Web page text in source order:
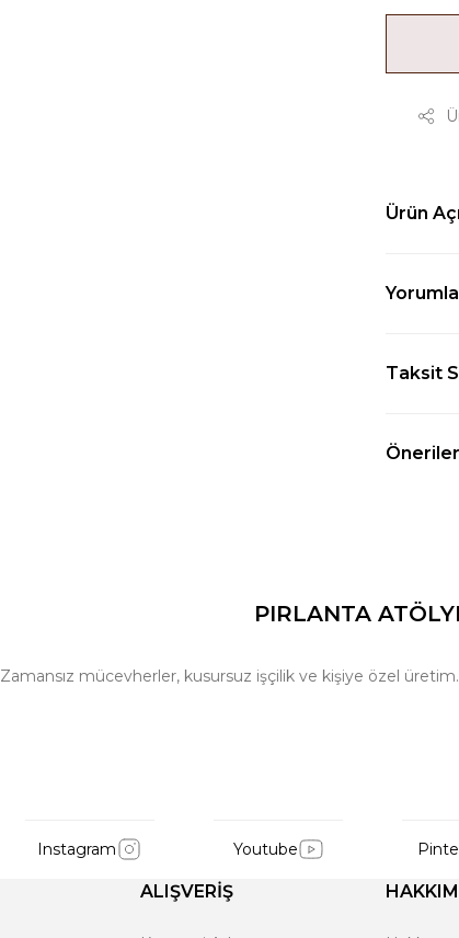
Ürün
Taksit
PIRLANTA
Zamansız mücevherler, kusursuz işçilik ve kişiye özel
Instagram Youtube
ALIŞVERİŞ